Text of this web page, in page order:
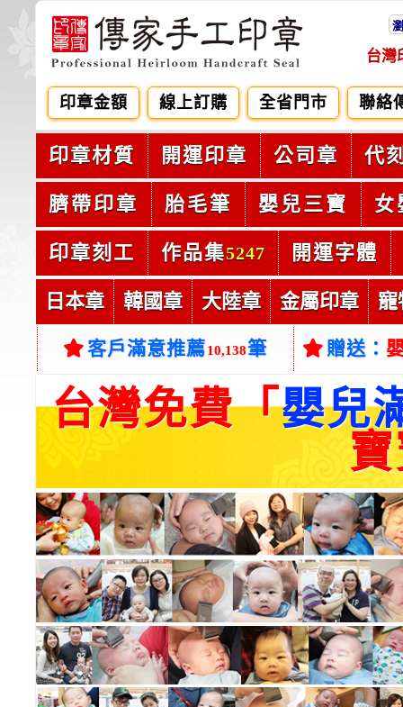
台灣
印章金額 線上訂購 全省門市 聯絡
印章材質 開運印章 公司章 代
臍帶印章 胎毛筆 嬰兒三寶 女
印章刻工 作品集5247 開運字體
日本章 韓國章 大陸章 金屬印章 寵
客戶滿意推薦10,138筆 贈送：
台灣免費「嬰兒